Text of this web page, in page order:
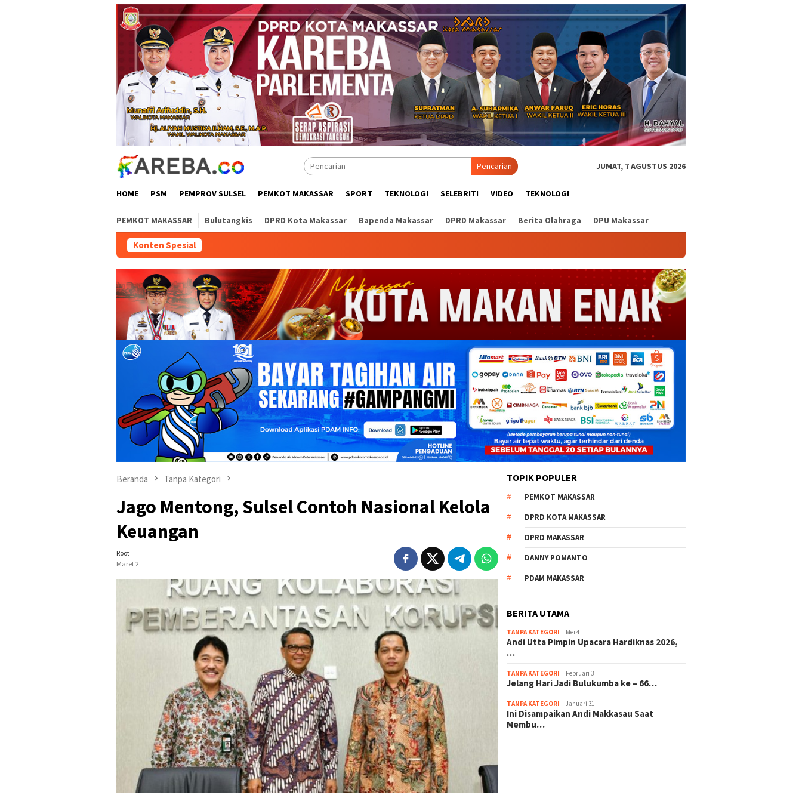
Pencarian JUMAT, 7 AGUSTUS 2026
HOME PSM PEMPROV SULSEL PEMKOT MAKASSAR SPORT TEKNOLOGI SELEBRITI VIDEO TEKNOLOGI
PEMKOT MAKASSAR Bulutangkis DPRD Kota Makassar Bapenda Makassar DPRD Makassar Berita Olahraga DPU Makassar
Konten Spesial
Beranda Tanpa Kategori
Jago Mentong, Sulsel Contoh Nasional Kelola
Keuangan
Root
Maret 2
TOPIK POPULER
PEMKOT MAKASSAR
DPRD KOTA MAKASSAR
DPRD MAKASSAR
DANNY POMANTO
PDAM MAKASSAR
BERITA UTAMA
TANPA KATEGORI Mei 4
Andi Utta Pimpin Upacara Hardiknas 2026,
…
TANPA KATEGORI Februari 3
Jelang Hari Jadi Bulukumba ke – 66…
TANPA KATEGORI Januari 31
Ini Disampaikan Andi Makkasau Saat
Membu…